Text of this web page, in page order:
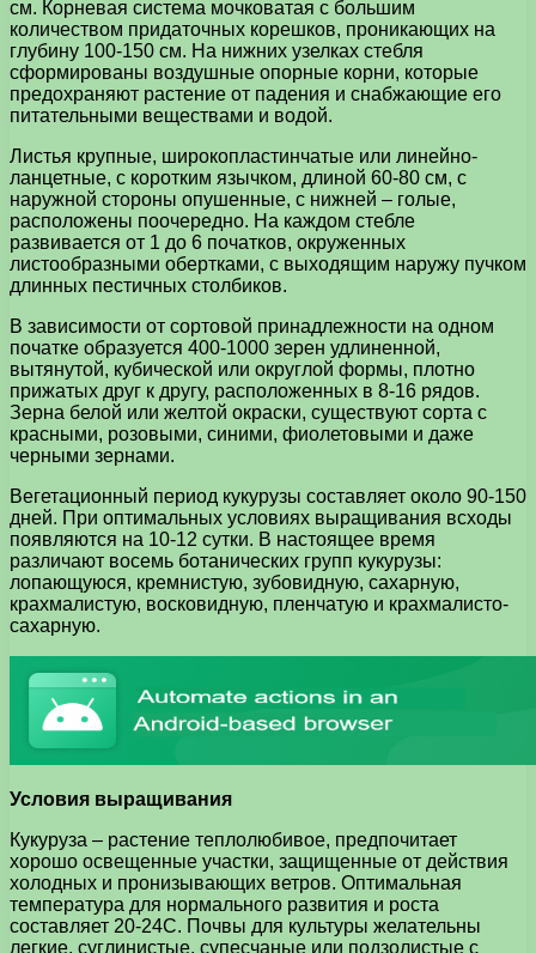
см. Корневая система мочковатая с большим
количеством придаточных корешков, проникающих на
глубину 100-150 см. На нижних узелках стебля
сформированы воздушные опорные корни, которые
предохраняют растение от падения и снабжающие его
питательными веществами и водой.
Листья крупные, широкопластинчатые или линейно-
ланцетные, с коротким язычком, длиной 60-80 см, с
наружной стороны опушенные, с нижней – голые,
расположены поочередно. На каждом стебле
развивается от 1 до 6 початков, окруженных
листообразными обертками, с выходящим наружу пучком
длинных пестичных столбиков.
В зависимости от сортовой принадлежности на одном
початке образуется 400-1000 зерен удлиненной,
вытянутой, кубической или округлой формы, плотно
прижатых друг к другу, расположенных в 8-16 рядов.
Зерна белой или желтой окраски, существуют сорта с
красными, розовыми, синими, фиолетовыми и даже
черными зернами.
Вегетационный период кукурузы составляет около 90-150
дней. При оптимальных условиях выращивания всходы
появляются на 10-12 сутки. В настоящее время
различают восемь ботанических групп кукурузы:
лопающуюся, кремнистую, зубовидную, сахарную,
крахмалистую, восковидную, пленчатую и крахмалисто-
сахарную.
Условия выращивания
Кукуруза – растение теплолюбивое, предпочитает
хорошо освещенные участки, защищенные от действия
холодных и пронизывающих ветров. Оптимальная
температура для нормального развития и роста
составляет 20-24С. Почвы для культуры желательны
легкие, суглинистые, супесчаные или подзолистые с